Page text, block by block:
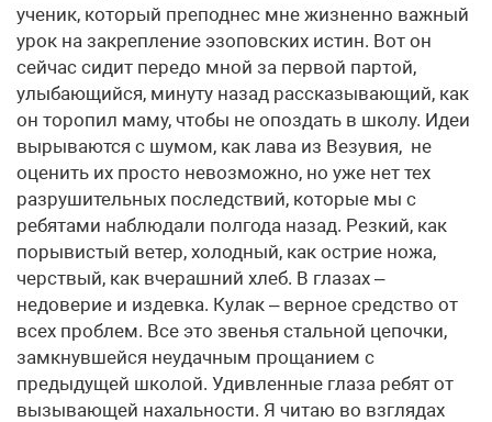
ученик, который преподнес мне жизненно важный
урок на закрепление эзоповских истин. Вот он
сейчас сидит передо мной за первой партой,
улыбающийся, минуту назад рассказывающий, как
он торопил маму, чтобы не опоздать в школу. Идеи
вырываются с шумом, как лава из Везувия, не
оценить их просто невозможно, но уже нет тех
разрушительных последствий, которые мы с
ребятами наблюдали полгода назад. Резкий, как
порывистый ветер, холодный, как острие ножа,
черствый, как вчерашний хлеб. В глазах –
недоверие и издевка. Кулак – верное средство от
всех проблем. Все это звенья стальной цепочки,
замкнувшейся неудачным прощанием с
предыдущей школой. Удивленные глаза ребят от
вызывающей нахальности. Я читаю во взглядах